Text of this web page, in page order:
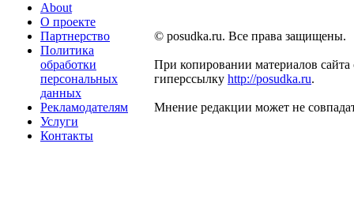
About
О проекте
Партнерство
Политика
обработки
персональных
данных
Рекламодателям
Услуги
Контакты
© posudka.ru. Все права защищены.
При копировании материалов сайта
гиперссылку http://posudka.ru.
Мнение редакции может не